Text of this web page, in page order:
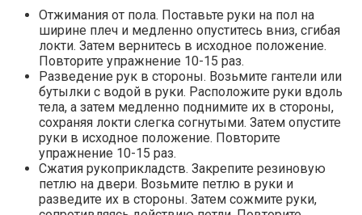
Отжимания от пола. Поставьте руки на пол на
ширине плеч и медленно опуститесь вниз, сгибая
локти. Затем вернитесь в исходное положение.
Повторите упражнение 10-15 раз.
Разведение рук в стороны. Возьмите гантели или
бутылки с водой в руки. Расположите руки вдоль
тела, а затем медленно поднимите их в стороны,
сохраняя локти слегка согнутыми. Затем опустите
руки в исходное положение. Повторите
упражнение 10-15 раз.
Сжатия рукоприкладств. Закрепите резиновую
петлю на двери. Возьмите петлю в руки и
разведите их в стороны. Затем сожмите руки,